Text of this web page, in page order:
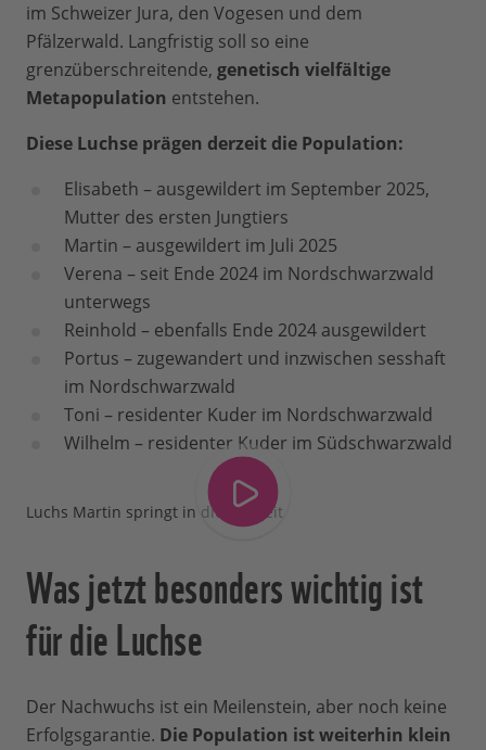
im Schweizer Jura, den Vogesen und dem
Pfälzerwald. Langfristig soll so eine
grenzüberschreitende, genetisch vielfältige
Metapopulation entstehen.
Diese Luchse prägen derzeit die Population:
Elisabeth – ausgewildert im September 2025,
Mutter des ersten Jungtiers
Martin – ausgewildert im Juli 2025
Verena – seit Ende 2024 im Nordschwarzwald
unterwegs
Reinhold – ebenfalls Ende 2024 ausgewildert
Portus – zugewandert und inzwischen sesshaft
im Nordschwarzwald
Toni – residenter Kuder im Nordschwarzwald
Wilhelm – residenter Kuder im Südschwarzwald
Luchs Martin springt in die Freiheit
Was jetzt besonders wichtig ist
für die Luchse
Der Nachwuchs ist ein Meilenstein, aber noch keine
Erfolgsgarantie. Die Population ist weiterhin klein